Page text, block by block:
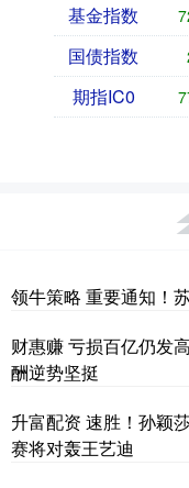
基金指数
国债指数
期指IC0
领牛策略 重要通知！
财惠赚 亏损百亿仍发
酬逆势坚挺
升富配资 速胜！孙颖
赛将对轰王艺迪